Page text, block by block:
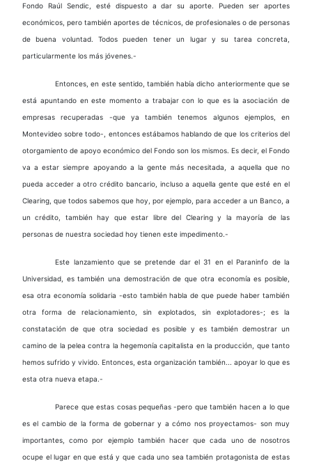
Fondo Raúl Sendic, esté dispuesto a dar su aporte. Pueden ser aportes
económicos, pero también aportes de técnicos, de profesionales o de personas
de buena voluntad. Todos pueden tener un lugar y su tarea concreta,
particularmente los más jóvenes.-
Entonces, en este sentido, también había dicho anteriormente que se
está apuntando en este momento a trabajar con lo que es la asociación de
empresas recuperadas -que ya también tenemos algunos ejemplos, en
Montevideo sobre todo-, entonces estábamos hablando de que los criterios del
otorgamiento de apoyo económico del Fondo son los mismos. Es decir, el Fondo
va a estar siempre apoyando a la gente más necesitada, a aquella que no
pueda acceder a otro crédito bancario, incluso a aquella gente que esté en el
Clearing, que todos sabemos que hoy, por ejemplo, para acceder a un Banco, a
un crédito, también hay que estar libre del Clearing y la mayoría de las
personas de nuestra sociedad hoy tienen este impedimento.-
Este lanzamiento que se pretende dar el 31 en el Paraninfo de la
Universidad, es también una demostración de que otra economía es posible,
esa otra economía solidaria -esto también habla de que puede haber también
otra forma de relacionamiento, sin explotados, sin explotadores-; es la
constatación de que otra sociedad es posible y es también demostrar un
camino de la pelea contra la hegemonía capitalista en la producción, que tanto
hemos sufrido y vivido. Entonces, esta organización también... apoyar lo que es
esta otra nueva etapa.-
Parece que estas cosas pequeñas -pero que también hacen a lo que
es el cambio de la forma de gobernar y a cómo nos proyectamos- son muy
importantes, como por ejemplo también hacer que cada uno de nosotros
ocupe el lugar en que está y que cada uno sea también protagonista de estas